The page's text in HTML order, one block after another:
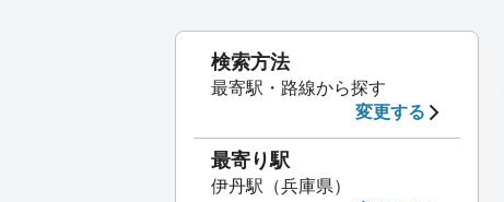
検索方法
最寄駅・路線から探す
変更する
最寄り駅
伊丹駅（兵庫県）